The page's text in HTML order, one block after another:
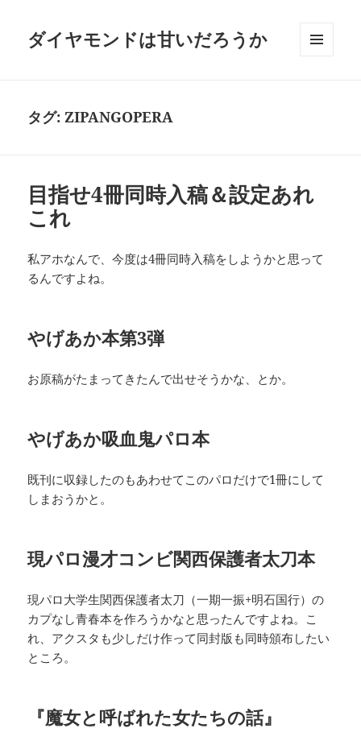
ダイヤモンドは甘いだろうか
タグ:ZIPANGOPERA
目指せ4冊同時入稿＆設定あれ
これ
私アホなんで、今度は4冊同時入稿をしようかと思って
るんですよね。
やげあか本第3弾
お原稿がたまってきたんで出せそうかな、とか。
やげあか吸血鬼パロ本
既刊に収録したのもあわせてこのパロだけで1冊にして
しまおうかと。
現パロ漫才コンビ関西保護者太刀本
現パロ大学生関西保護者太刀（一期一振+明石国行）の
カプなし青春本を作ろうかなと思ったんですよね。こ
れ、アクスタも少しだけ作って同封版も同時頒布したい
ところ。
『魔女と呼ばれた女たちの話』